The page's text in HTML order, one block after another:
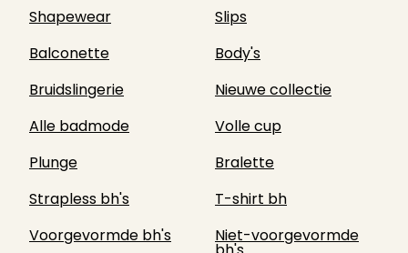
Shapewear
Slips
Balconette
Body's
Bruidslingerie
Nieuwe collectie
Alle badmode
Volle cup
Plunge
Bralette
Strapless bh's
T-shirt bh
Voorgevormde bh's
Niet-voorgevormde